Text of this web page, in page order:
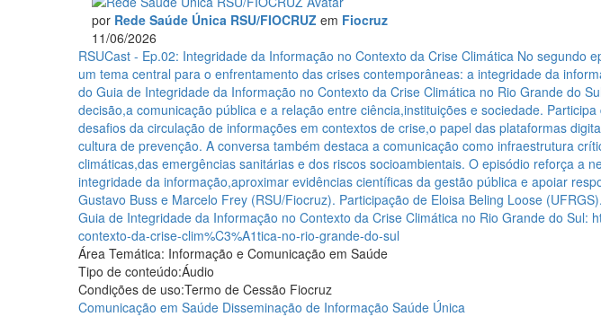
Rio
Grande
do
Sul
por Rede Saúde Única RSU/FIOCRUZ em Fiocruz
11/06/2026
RSUCast
-
Ep.02:
Integridade
da
Informação
no
Contexto
da
Crise
Climática
RSUCast - Ep.02: Integridade da Informação no Contexto da Crise Climática No segundo
um tema central para o enfrentamento das crises contemporâneas: a integridade da
do Guia de Integridade da Informação no Contexto da Crise Climática no Rio Grande do
decisão,a comunicação pública e a relação entre ciência,instituições e sociedade.
desafios da circulação de informações em contextos de crise,o papel das plataformas
cultura de prevenção. A conversa também destaca a comunicação como infraestrutura
climáticas,das emergências sanitárias e dos riscos socioambientais. O episódio reforça a
integridade da informação,aproximar evidências científicas da gestão pública e apoiar
Gustavo Buss e Marcelo Frey (RSU/Fiocruz). Participação de Eloisa Beling Loose
Guia de Integridade da Informação no Contexto da Crise Climática no Rio Grande do
contexto-da-crise-clim%C3%A1tica-no-rio-grande-do-sul
Área Temática: Informação e Comunicação em Saúde
Tipo de conteúdo:Áudio
Condições de uso:Termo de Cessão Fiocruz
Comunicação em Saúde Disseminação de Informação Saúde Única